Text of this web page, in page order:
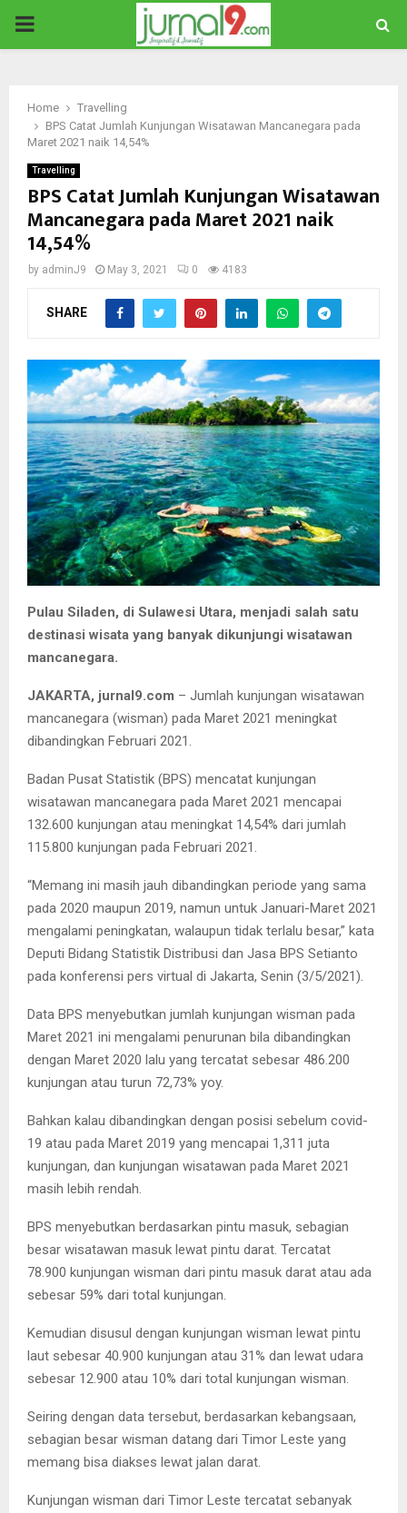
PRIMARY
Home
Travelling
BPS Catat Jumlah Kunjungan Wisatawan Mancanegara pada
Maret 2021 naik 14,54%
Travelling
BPS Catat Jumlah Kunjungan Wisatawan
Mancanegara pada Maret 2021 naik
14,54%
by adminJ9 May 3, 2021 0 4183
SHARE
Pulau Siladen, di Sulawesi Utara, menjadi salah satu
destinasi wisata yang banyak dikunjungi wisatawan
mancanegara.
JAKARTA, jurnal9.com – Jumlah kunjungan wisatawan
mancanegara (wisman) pada Maret 2021 meningkat
dibandingkan Februari 2021.
Badan Pusat Statistik (BPS) mencatat kunjungan
wisatawan mancanegara pada Maret 2021 mencapai
132.600 kunjungan atau meningkat 14,54% dari jumlah
115.800 kunjungan pada Februari 2021.
“Memang ini masih jauh dibandingkan periode yang sama
pada 2020 maupun 2019, namun untuk Januari-Maret 2021
mengalami peningkatan, walaupun tidak terlalu besar,” kata
Deputi Bidang Statistik Distribusi dan Jasa BPS Setianto
pada konferensi pers virtual di Jakarta, Senin (3/5/2021).
Data BPS menyebutkan jumlah kunjungan wisman pada
Maret 2021 ini mengalami penurunan bila dibandingkan
dengan Maret 2020 lalu yang tercatat sebesar 486.200
kunjungan atau turun 72,73% yoy.
Bahkan kalau dibandingkan dengan posisi sebelum covid-
19 atau pada Maret 2019 yang mencapai 1,311 juta
kunjungan, dan kunjungan wisatawan pada Maret 2021
masih lebih rendah.
BPS menyebutkan berdasarkan pintu masuk, sebagian
besar wisatawan masuk lewat pintu darat. Tercatat
78.900 kunjungan wisman dari pintu masuk darat atau ada
sebesar 59% dari total kunjungan.
Kemudian disusul dengan kunjungan wisman lewat pintu
laut sebesar 40.900 kunjungan atau 31% dan lewat udara
sebesar 12.900 atau 10% dari total kunjungan wisman.
Seiring dengan data tersebut, berdasarkan kebangsaan,
sebagian besar wisman datang dari Timor Leste yang
memang bisa diakses lewat jalan darat.
Kunjungan wisman dari Timor Leste tercatat sebanyak